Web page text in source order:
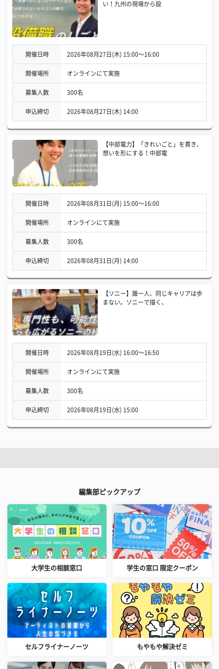
い！九州の現場から設
開催日時 2026年08月27日(木) 15:00〜16:00
開催場所 オンラインにて実施
募集人数 300名
申込締切 2026年08月27日(木) 14:00
【中部電力】「きれいごと」を貫き、
想いを形にする！中部電
開催日時 2026年08月31日(月) 15:00〜16:00
開催場所 オンラインにて実施
募集人数 300名
申込締切 2026年08月31日(月) 14:00
【ソニー】誰一人、同じキャリアは歩
まない。ソニーで描く、
開催日時 2026年08月19日(水) 16:00〜16:50
開催場所 オンラインにて実施
募集人数 300名
申込締切 2026年08月19日(水) 15:00
編集部ピックアップ
大学生の相談窓口 学生の窓口 限定クーポン
セルフライナーノーツ もやもや解決ゼミ